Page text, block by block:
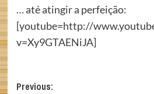
… até atingir a perfeição:
[youtube=http://
v=Xy9GTAENiJA]
Post
Previous: